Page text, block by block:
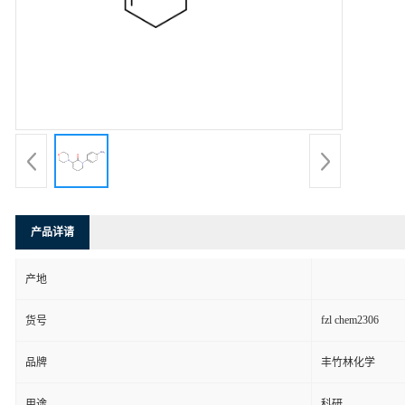
产品详请
产地
货号 fzl chem2306
品牌 丰竹林化学